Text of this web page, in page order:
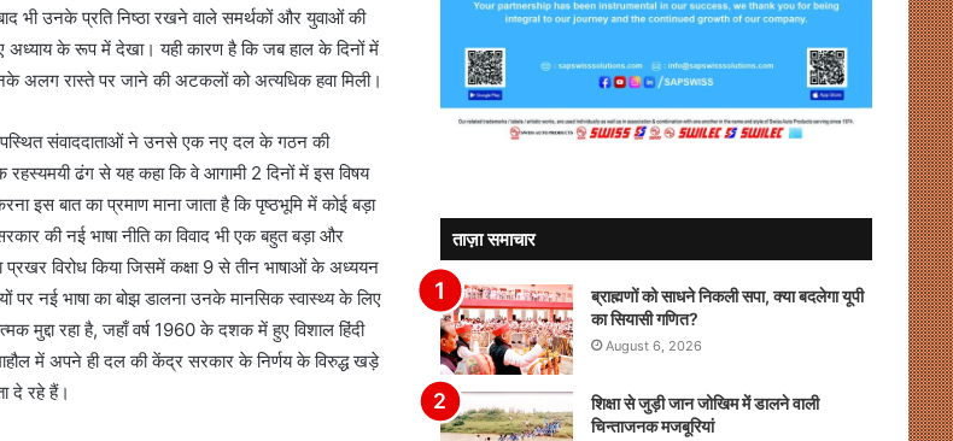
भी उनके प्रति निष्ठा रखने वाले समर्थकों और युवाओं की
के रूप में देखा। यही कारण है कि जब हाल के दिनों में
अलग रास्ते पर जाने की अटकलों को अत्यधिक हवा मिली।
संवाददाताओं ने उनसे एक नए दल के गठन की
रहस्यमयी ढंग से यह कहा कि वे आगामी 2 दिनों में इस विषय
इस बात का प्रमाण माना जाता है कि पृष्ठभूमि में कोई बड़ा
की नई भाषा नीति का विवाद भी एक बहुत बड़ा और
विरोध किया जिसमें कक्षा 9 से तीन भाषाओं के अध्ययन
पर नई भाषा का बोझ डालना उनके मानसिक स्वास्थ्य के लिए
मुद्दा रहा है, जहाँ वर्ष 1960 के दशक में हुए विशाल हिंदी
में अपने ही दल की केंद्र सरकार के निर्णय के विरुद्ध खड़े
दे रहे हैं।
ताज़ा समाचार
ब्राह्मणों को साधने निकली सपा, क्या बदलेगा यूपी
का सियासी गणित?
August 6, 2026
शिक्षा से जुड़ी जान जोखिम में डालने वाली
चिन्ताजनक मजबूरियां